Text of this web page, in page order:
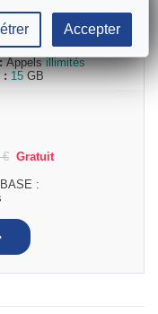
:Appelsillimités
:15GB
€ Gratuit
:
Accepter